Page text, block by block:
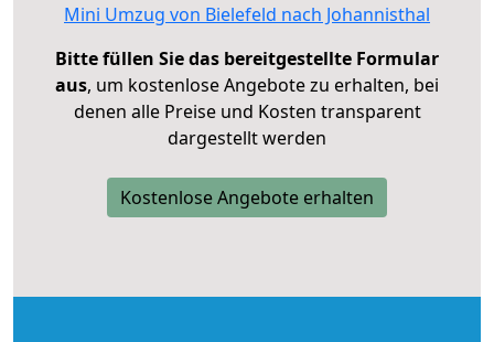
Mini Umzug von Bielefeld nach Johannisthal
Bitte füllen Sie das bereitgestellte Formular
aus, um kostenlose Angebote zu erhalten, bei
denen alle Preise und Kosten transparent
dargestellt werden
Kostenlose Angebote erhalten